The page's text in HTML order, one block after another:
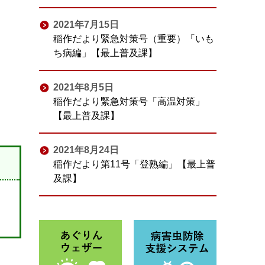
2021年7月15日
稲作だより緊急対策号（重要）「いも
ち病編」【最上普及課】
2021年8月5日
稲作だより緊急対策号「高温対策」
【最上普及課】
2021年8月24日
稲作だより第11号「登熟編」【最上普
及課】